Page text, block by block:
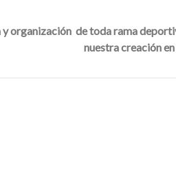
organización de toda rama
nuestra creación